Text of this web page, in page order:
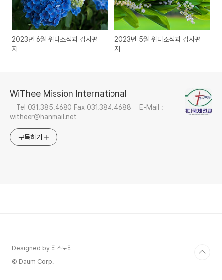
2023년 6월 위디소식과 감사편
지
2023년 5월 위디소식과 감사편
지
WiThee Mission International
Tel 031.385.4680 Fax 031.384.4688 E-Mail :
witheer@hanmail.net
구독하기
Designed by 티스토리
© Daum Corp.